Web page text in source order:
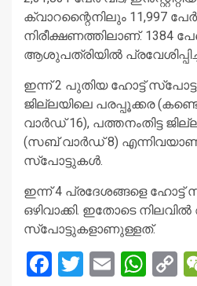
ക്വാറന്റൈനിലും 11,997
നിരീക്ഷണത്തിലാണ്. 1384
ആശുപത്രിയില്‍
ഇന്ന് 2 പുതിയ ഹോട്ട്
ജില്ലയിലെ പരപ്പൂക്കര
വാര്‍ഡ് 16), പത്തനംതിട്ട
(സബ് വാര്‍ഡ് 8)
സ്‌പോട്ടുകള്‍.
ഇന്ന് 4 പ്രദേശങ്ങളെ ഹോട്ട്
ഒഴിവാക്കി. ഇതോടെ
സ്‌പോട്ടുകളാണുള്ളത്.
Facebook
Twitter
Email